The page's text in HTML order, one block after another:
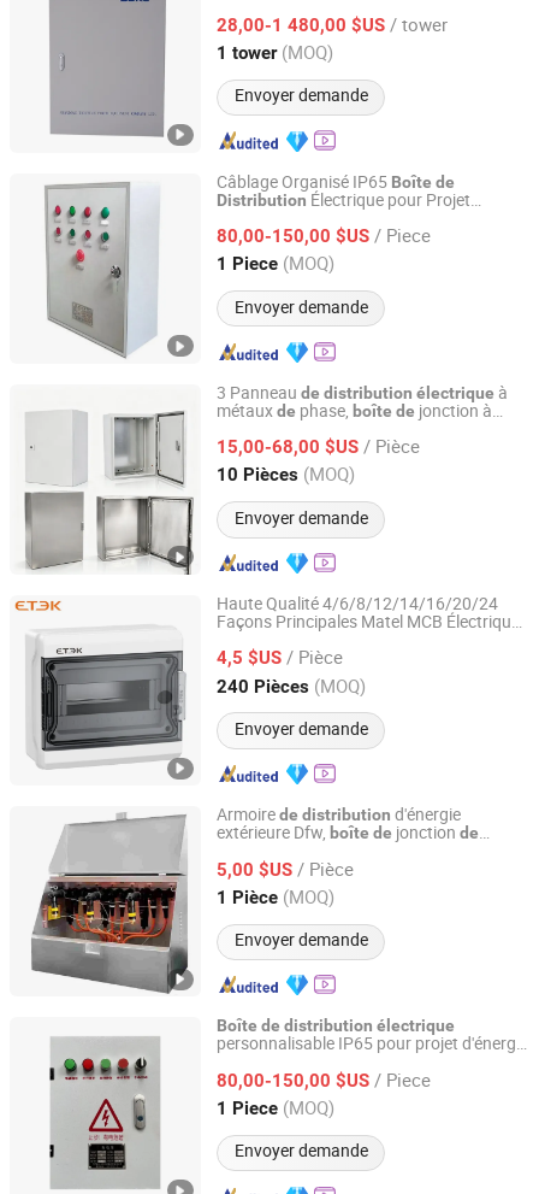
28,00-1 480,00 $US / tower
1 tower (MOQ)
Envoyer demande
Shandong, China Depuis 2025
Câblage Organisé IP65 Boîte de
Distribution Électrique pour Projet
80,00-150,00 $US / Piece
1 Piece (MOQ)
Envoyer demande
Hainan Kensensite Electrical Equipment Co., Ltd.
Hainan, China Depuis 2026
3 Panneau de distribution électrique à
métauxde phase, boîte de jonction à
15,00-68,00 $US / Pièce
10 Pièces (MOQ)
Envoyer demande
Hebei Qiushi Electric Equipment Manufacturing Co., Ltd.
Hebei, China Depuis 2026
Haute Qualité 4/6/8/12/14/16/20/24
Façons Principales Matel MCB Électrique
Vente en Gros Industrielle 3: Phase 6 Voie
24-Circuit Tableaude
4,5 $US / Pièce
240 Pièces (MOQ)
Envoyer demande
Wenzhou Etek Import & Export Co., Ltd.
Zhejiang, China Depuis 2025
Armoirede distribution d'énergie
extérieure Dfw, boîte de jonction de
5,00 $US / Pièce
1 Pièce (MOQ)
Envoyer demande
Zhejiang Dingmeng Electric Co., Ltd.
Zhejiang, China Depuis 2026
Boîte de distribution électrique
personnalisable IP65 pour projet d'énergie
80,00-150,00 $US / Piece
1 Piece (MOQ)
Envoyer demande
Hainan Kensensite Electrical Equipment Co., Ltd.
Hainan, China Depuis 2026